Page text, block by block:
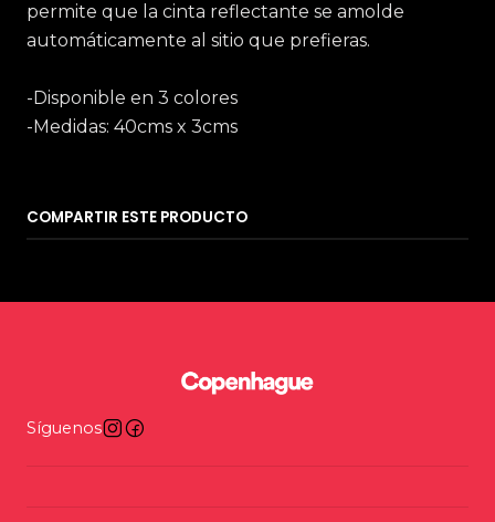
permite que la cinta reflectante se amolde
automáticamente al sitio que prefieras.
-Disponible en 3 colores
-Medidas: 40cms x 3cms
COMPARTIR ESTE PRODUCTO
Síguenos